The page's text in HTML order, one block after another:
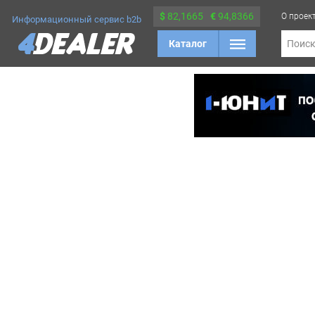
Информационный сервис b2b $ 82,1665 €94,8366
Каталог
О
Поиск